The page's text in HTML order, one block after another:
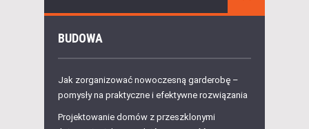
BUDOWA
Jak zorganizować nowoczesną garderobę –
pomysły na praktyczne i efektywne rozwiązania
Projektowanie domów z przeszklonymi